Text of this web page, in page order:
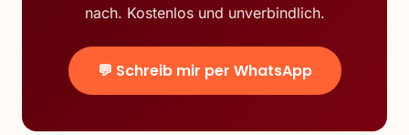
nach. Kostenlos und unverbindlich.
💬 Schreib mir per WhatsApp